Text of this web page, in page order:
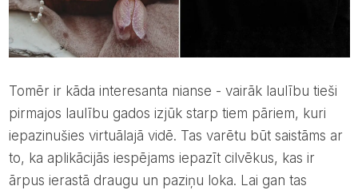
Tomēr ir kāda interesanta nianse - vairāk laulību tieši
pirmajos laulību gados izjūk starp tiem pāriem, kuri
iepazinušies virtuālajā vidē. Tas varētu būt saistāms ar
to, ka aplikācijās iespējams iepazīt cilvēkus, kas ir
ārpus ierastā draugu un paziņu loka. Lai gan tas